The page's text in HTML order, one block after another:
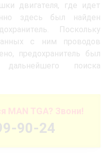
двигателя, где идет
здесь был найден
Поскольку
с ним проводов
предохранитель был
поиска
MAN TGA? Звони!
90-24